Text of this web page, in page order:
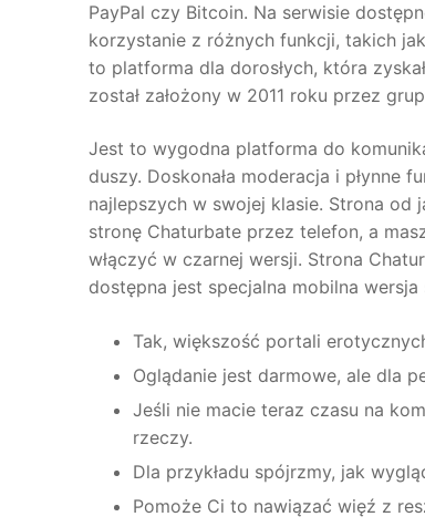
PayPal czy Bitcoin. Na serwisie
korzystanie z różnych funkcji, takich
to platforma dla dorosłych, która
został założony w 2011 roku przez
Jest to wygodna platforma do
duszy. Doskonała moderacja i płynne
najlepszych w swojej klasie. Strona od
stronę Chaturbate przez telefon, a
włączyć w czarnej wersji. Strona
dostępna jest specjalna mobilna
Tak, większość portali
Oglądanie jest darmowe, ale dla
Jeśli nie macie teraz czasu na
rzeczy.
Dla przykładu spójrzmy, jak
Pomoże Ci to nawiązać więź z